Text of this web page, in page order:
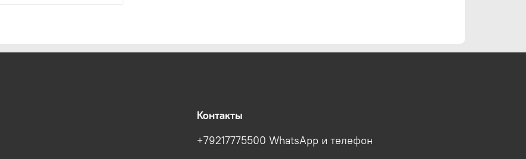
Контакты
+79217775500 WhatsApp и телефон